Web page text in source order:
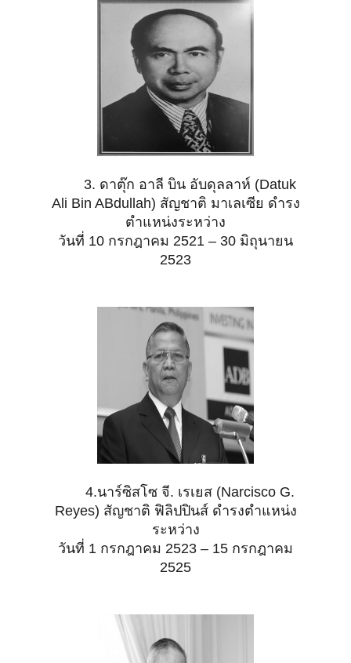
3. ดาตุ๊ก อาลี บิน อับดุลลาห์ (Datuk
Ali Bin ABdullah) สัญชาติ มาเลเซีย ดำรง
ตำแหน่งระหว่าง
วันที่ 10 กรกฎาคม 2521 – 30 มิถุนายน
2523
4.นาร์ซิสโซ จี. เรเยส (Narcisco G.
Reyes) สัญชาติ ฟิลิปปินส์ ดำรงตำแหน่ง
ระหว่าง
วันที่ 1 กรกฎาคม 2523 – 15 กรกฎาคม
2525